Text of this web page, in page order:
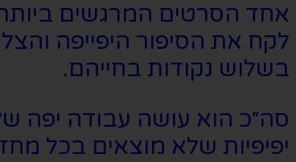
אחד הסרטים המרגשים ביותר
בשלוש נקודות בחייהם.
סה״כ הוא עושה עבודה יפה
יפיפיות שלא מוצאים בכל